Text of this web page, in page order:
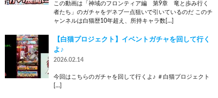
この動画は「神域のフロンティア編 第9章 竜と歩み行く
者たち」のガチャをデネブ一点狙いで引いているのだ このチ
ャンネルは白猫歴10年超え、所持キャラ数[…]
【白猫プロジェクト】イベントガチャを回して行く
よ♪
2026.02.14
今回はこちらのガチャを回して行くよ♪ ＃白猫プロジェクト
[…]